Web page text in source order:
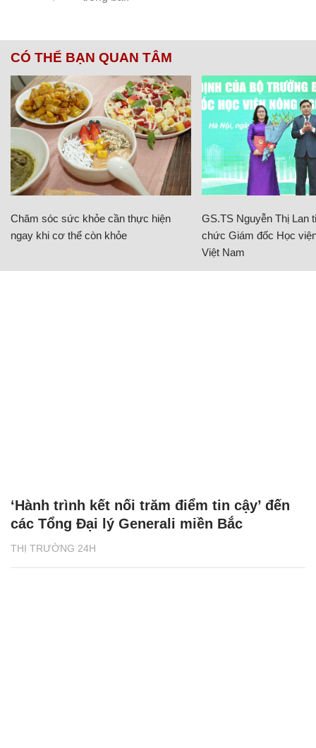
CÓ THỂ BẠN QUAN TÂM
Chăm sóc sức khỏe cần thực hiện
ngay khi cơ thể còn khỏe
GS.TS Nguyễn Thị Lan
chức Giám đốc Học
Việt Nam
THỊ TRƯỜNG 24H
‘Hành trình kết nối trăm điểm tin cậy’ đến
các Tổng Đại lý Generali miền Bắc